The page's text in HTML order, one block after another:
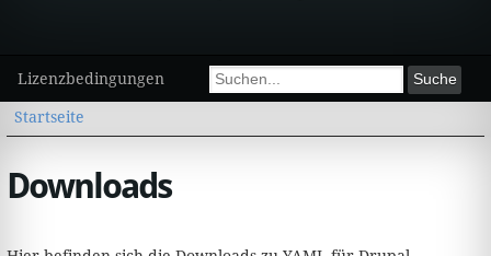
Suchformular
Suche
Sekundärmenü
Lizenzbedingungen
Sie sind hier
Startseite
Downloads